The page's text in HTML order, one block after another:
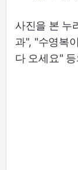
사진을 본 누
과", "수영복
다 오세요"